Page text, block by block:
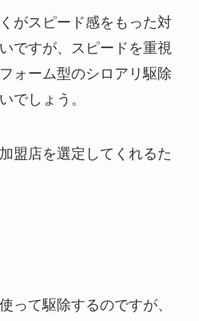
がスピード感をもった対
ですが、スピードを重視
ォーム型のシロアリ駆除
でしょう。
盟店を選定してくれるた
って駆除するのですが、